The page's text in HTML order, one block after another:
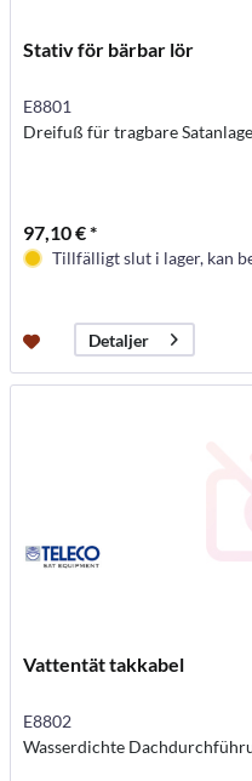
Stativ för bärbar lör
E8801
Dreifuß für tragbare
97,10 € *
Tillfälligt slut i lager, kan
Detaljer
Vattentät takkabel
E8802
Wasserdichte